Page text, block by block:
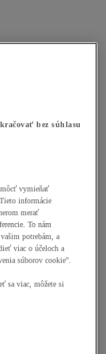
bez súhlasu
vymieňať
informácie
merať
To nám
potrebám, a
viac o účeloch a
súborov cookie".
sa viac, môžete si